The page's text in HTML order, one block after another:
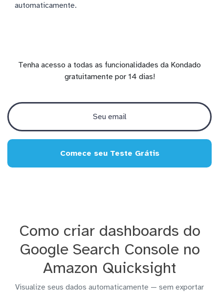
automaticamente.
Tenha acesso a todas as funcionalidades da Kondado
gratuitamente por 14 dias!
Comece seu Teste Grátis
Como criar dashboards do
Google Search Console no
Amazon Quicksight
Visualize seus dados automaticamente — sem exportar